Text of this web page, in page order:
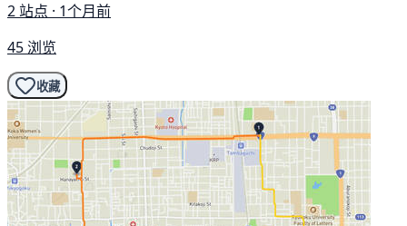
2 站点 · 1个月前
45 浏览
收藏